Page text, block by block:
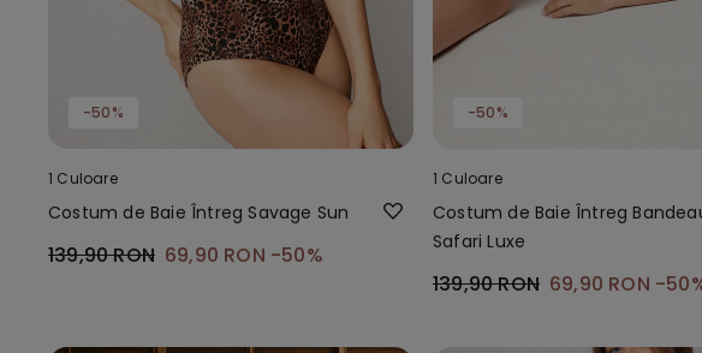
-50%
1 Culoare
Costum de Baie Întreg Savage Sun
139,90 RON 69,90 RON -50%
-50%
1 Culoare
Costum de Baie Întreg
Safari Luxe
139,90 RON 69,90 RON -